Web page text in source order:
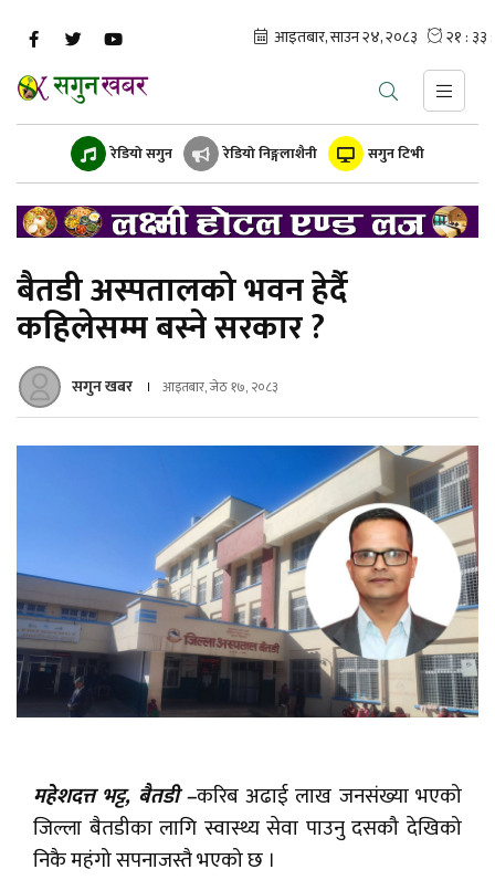
रेडियो सगुन रेडियो निङ्गलाशैनी सगुन टिभी
बैतडी अस्पतालको भवन हेर्दै
कहिलेसम्म बस्ने सरकार ?
सगुन खबर आइतबार, जेठ १७, २०८३
महेशदत्त भट्ट, बैतडी –करिब अढाई लाख जनसंख्या भएको
जिल्ला बैतडीका लागि स्वास्थ्य सेवा पाउनु दसकौ देखिको
निकै महंगो सपनाजस्तै भएको छ ।